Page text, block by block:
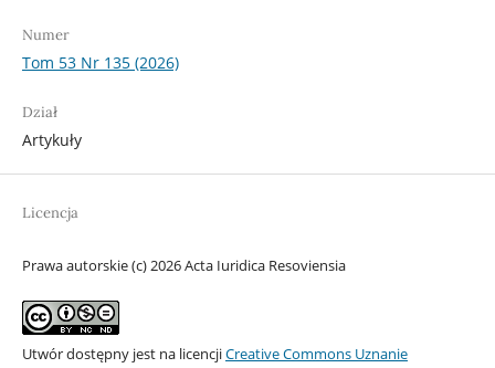
Numer
Tom 53 Nr 135 (2026)
Dział
Artykuły
Licencja
Prawa autorskie (c) 2026 Acta Iuridica Resoviensia
Utwór dostępny jest na licencjiCreative Commons Uznanie